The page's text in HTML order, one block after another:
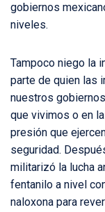
gobiernos
niveles.
Tampoco niego la
parte de quien las
nuestros
que vivimos o en
presión que
seguridad.
militarizó la lucha
fentanilo a nivel
naloxona para